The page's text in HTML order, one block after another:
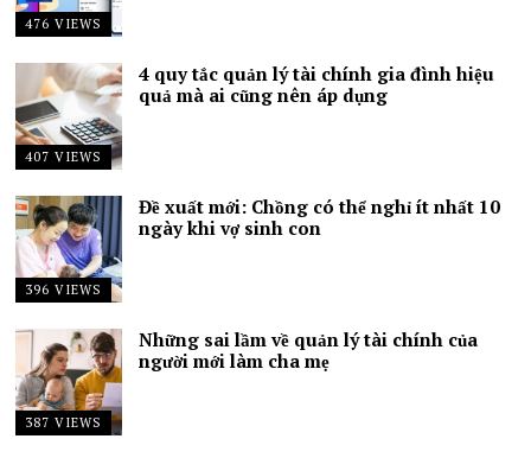
476 VIEWS
407 VIEWS
4 quy tắc quản lý tài chính gia đình hiệu
quả mà ai cũng nên áp dụng
396 VIEWS
Đề xuất mới: Chồng có thể nghỉ ít nhất 10
ngày khi vợ sinh con
387 VIEWS
Những sai lầm về quản lý tài chính của
người mới làm cha mẹ